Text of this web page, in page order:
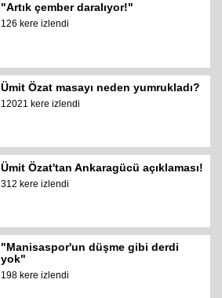
"Artık çember daralıyor!"
126 kere izlendi
Ümit Özat masayı neden yumrukladı?
12021 kere izlendi
Ümit Özat'tan Ankaragücü açıklaması!
312 kere izlendi
"Manisaspor'un düşme gibi derdi
yok"
198 kere izlendi